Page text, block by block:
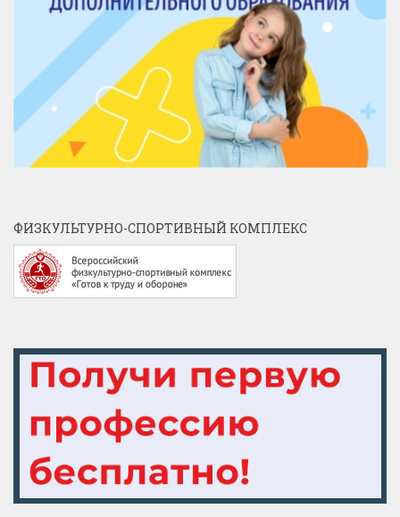
ФИЗКУЛЬТУРНО-СПОРТИВНЫЙ КОМПЛЕКС